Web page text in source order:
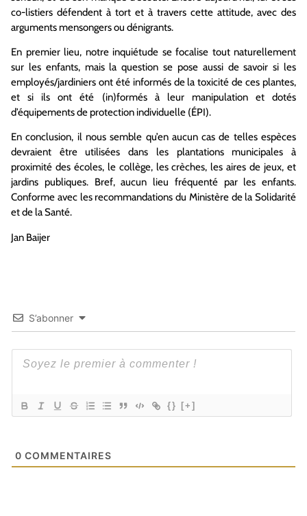
co-listiers défendent à tort et à travers cette attitude, avec des
arguments mensongers ou dénigrants.
En premier lieu, notre inquiétude se focalise tout naturellement
sur les enfants, mais la question se pose aussi de savoir si les
employés/jardiniers ont été informés de la toxicité de ces plantes,
et si ils ont été (in)formés à leur manipulation et dotés
d’équipements de protection individuelle (ÉPI).
En conclusion, il nous semble qu’en aucun cas de telles espèces
devraient être utilisées dans les plantations municipales à
proximité des écoles, le collège, les crèches, les aires de jeux, et
jardins publiques. Bref, aucun lieu fréquenté par les enfants.
Conforme avec les recommandations du Ministère de la Solidarité
et de la Santé.
Jan Baijer
S’abonner
{} [+]
0 COMMENTAIRES